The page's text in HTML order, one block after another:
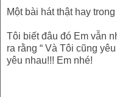
Một bài hát thật hay
Tôi biết đâu đó Em vẫn
ra rằng “ Và Tôi cũng
yêu nhau!!! Em nhé!